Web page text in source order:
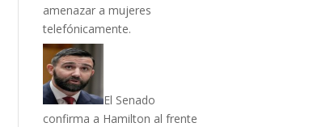
amenazar a mujeres
telefónicamente.
El Senado
confirma a Hamilton al frente